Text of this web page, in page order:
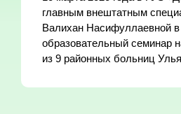
главным внештатным
Валихан Насифуллаевной
образовательный семинар
из 9 районных больниц